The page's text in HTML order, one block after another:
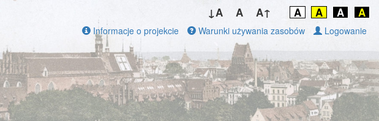
↓A A A↑ A A A A
Informacje o projekcie Warunki używania zasobów Logowanie